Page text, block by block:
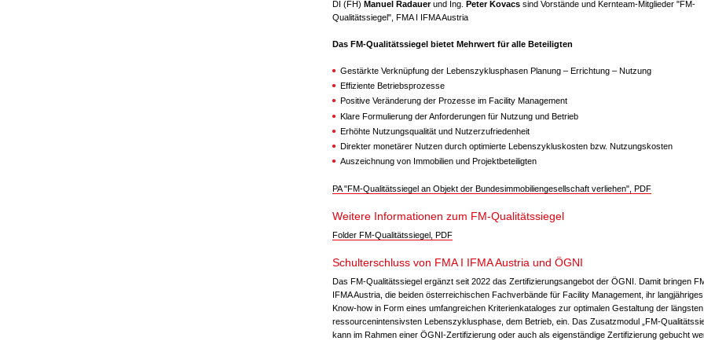
DI (FH) Manuel Radauerund Ing. Peter Kovacs sind Vorstände und Kernteam-Mitglieder "FM-
Qualitätssiegel", FMA I IFMA Austria
Das FM-Qualitätssiegel bietet Mehrwert für alle Beteiligten
Gestärkte Verknüpfung der Lebenszyklusphasen Planung – Errichtung – Nutzung
Effiziente Betriebsprozesse
Positive Veränderung der Prozesse im Facility Management
Klare Formulierung der Anforderungen für Nutzung und Betrieb
Erhöhte Nutzungsqualität und Nutzerzufriedenheit
Direkter monetärer Nutzen durch optimierte Lebenszykluskosten bzw. Nutzungskosten
Auszeichnung von Immobilien und Projektbeteiligten
PA "FM-Qualitätssiegel an Objekt der Bundesimmobiliengesellschaft verliehen", PDF
Weitere Informationen zum FM-Qualitätssiegel
Folder FM-Qualitätssiegel, PDF
Schulterschluss von FMA I IFMA Austria und ÖGNI
Das FM-Qualitätssiegel ergänzt seit 2022 das Zertifizierungsangebot der ÖGNI. Damit bringen
IFMA Austria, die beiden österreichischen Fachverbände für Facility Management, ihr
Know-how in Form eines umfangreichen Kriterienkataloges zur optimalen Gestaltung der
ressourcenintensivsten Lebenszyklusphase, dem Betrieb, ein. Das Zusatzmodul „FM-
kann im Rahmen einer ÖGNI-Zertifizierung oder auch als eigenständige Zertifizierung gebucht